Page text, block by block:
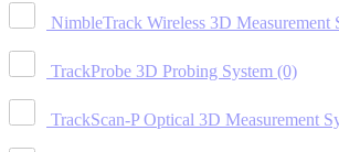
NimbleTrack Wireless 3D Measurement
TrackProbe 3D Probing System (0)
TrackScan-P Optical 3D Measurement